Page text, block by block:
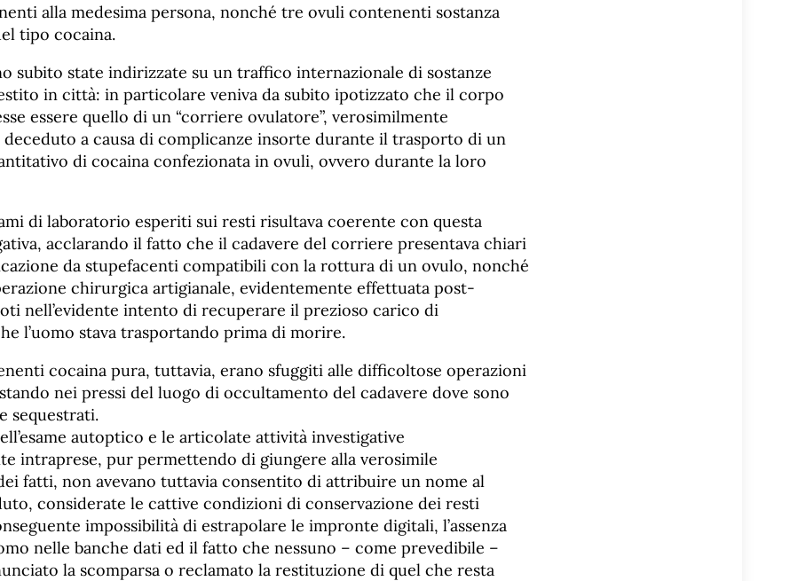
alla medesima persona, nonché tre ovuli contenenti sostanza
tipo cocaina.
subito state indirizzate su un traffico internazionale di sostanze
in città: in particolare veniva da subito ipotizzato che il corpo
essere quello di un “corriere ovulatore”, verosimilmente
deceduto a causa di complicanze insorte durante il trasporto di un
di cocaina confezionata in ovuli, ovvero durante la loro
di laboratorio esperiti sui resti risultava coerente con questa
acclarando il fatto che il cadavere del corriere presentava chiari
da stupefacenti compatibili con la rottura di un ovulo, nonché
chirurgica artigianale, evidentemente effettuata post-
nell’evidente intento di recuperare il prezioso carico di
l’uomo stava trasportando prima di morire.
cocaina pura, tuttavia, erano sfuggiti alle difficoltose operazioni
nei pressi del luogo di occultamento del cadavere dove sono
sequestrati.
autoptico e le articolate attività investigative
intraprese, pur permettendo di giungere alla verosimile
fatti, non avevano tuttavia consentito di attribuire un nome al
considerate le cattive condizioni di conservazione dei resti
impossibilità di estrapolare le impronte digitali, l’assenza
nelle banche dati ed il fatto che nessuno – come prevedibile –
la scomparsa o reclamato la restituzione di quel che resta